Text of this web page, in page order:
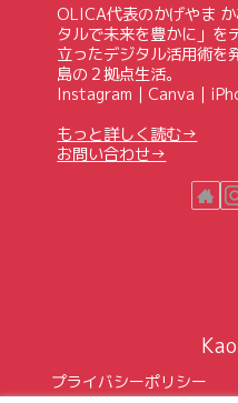
OLICA代表のかげやま
タルで未来を豊かに」を
立ったデジタル活用術を
島の２拠点生活。
Instagram｜Canva｜
もっと詳しく読む→
お問い合わせ→
プライバシーポリシー